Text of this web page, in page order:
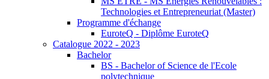
Technologies et Entrepreneuriat (Master)
Programme d'échange
EuroteQ - Diplôme EuroteQ
Catalogue 2022 - 2023
Bachelor
BS - Bachelor of Science de l'Ecole
polytechnique